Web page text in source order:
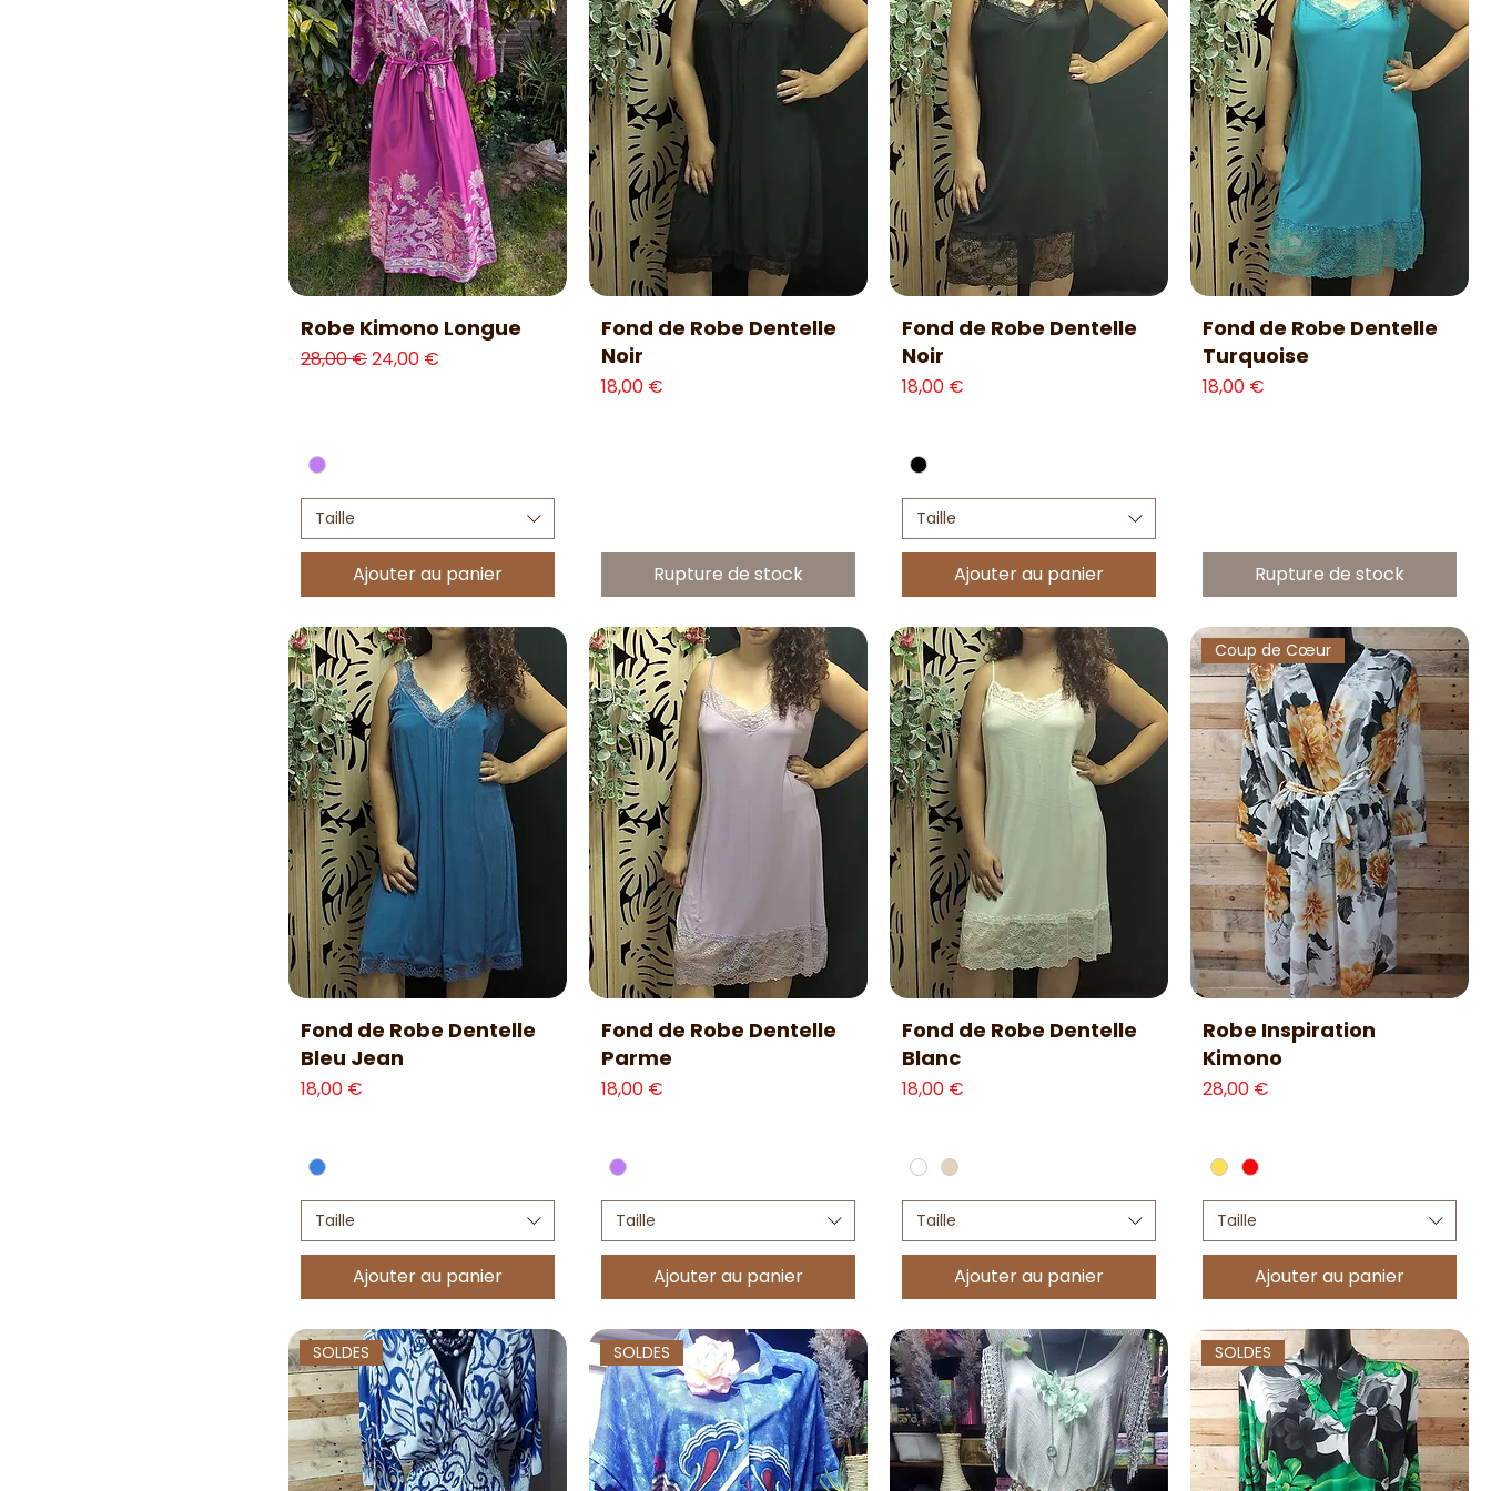
Aperçu rapide
Robe Kimono Longue
Prix original
28,00 €Prix promotionnel
24,00 €
Taille
Ajouter au panier
Aperçu rapide
Fond de Robe Dentelle
Noir
Prix
18,00 €
Rupture de stock
Aperçu rapide
Fond de Robe Dentelle
Noir
Prix
18,00 €
Taille
Ajouter au panier
Aperçu rapide
Fond de Robe Dentelle
Turquoise
Prix
18,00 €
Rupture de stock
Aperçu rapide
Fond de Robe Dentelle
Bleu Jean
Prix
18,00 €
Taille
Ajouter au panier
Aperçu rapide
Fond de Robe Dentelle
Parme
Prix
18,00 €
Taille
Ajouter au panier
Aperçu rapide
Fond de Robe Dentelle
Blanc
Prix
18,00 €
Taille
Ajouter au panier
Aperçu rapide
Coup de Cœur
Robe Inspiration
Kimono
Prix
28,00 €
Taille
Ajouter au panier
SOLDES SOLDES SOLDES